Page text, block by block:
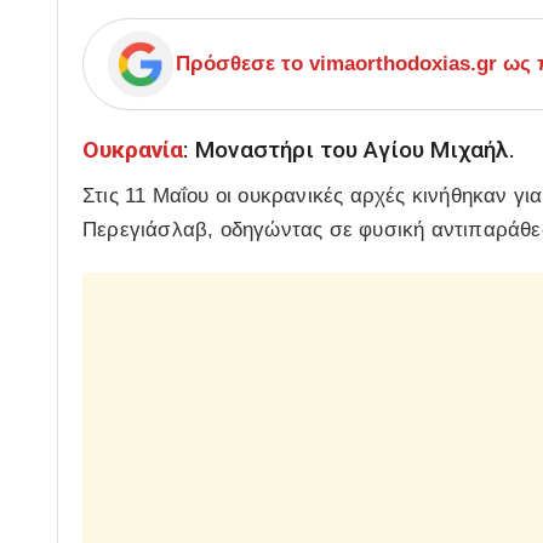
Πρόσθεσε το vimaorthodoxias.gr ως
Ουκρανία: Μοναστήρι του Αγίου Μιχαήλ.
Στις 11 Μαΐου οι ουκρανικές αρχές κινήθηκαν
Περεγιάσλαβ, οδηγώντας σε φυσική